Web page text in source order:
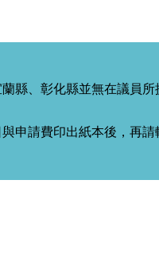
縣、彰化縣並無在議員
申請費印出紙本後，再請